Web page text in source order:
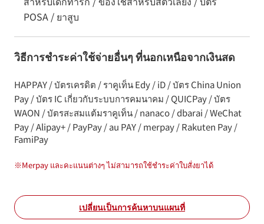
POSA / ยาสูบ
วิธีการชำระค่าใช้จ่ายอื่นๆ ที่นอกเหนือจากเงินสด
HAPPAY / บัตรเครดิต / ราคูเท็น Edy / iD / บัตร China Union
Pay / บัตร IC เกี่ยวกับระบบการคมนาคม / QUICPay / บัตร
WAON / บัตรสะสมแต้มราคูเท็น / nanaco / dbarai / WeChat
Pay / Alipay+ / PayPay / au PAY / merpay / Rakuten Pay /
FamiPay
※Merpay และคะแนนต่างๆ ไม่สามารถใช้ชำระค่าใบสั่งยาได้
เปลี่ยนเป็นการค้นหาบนแผนที่